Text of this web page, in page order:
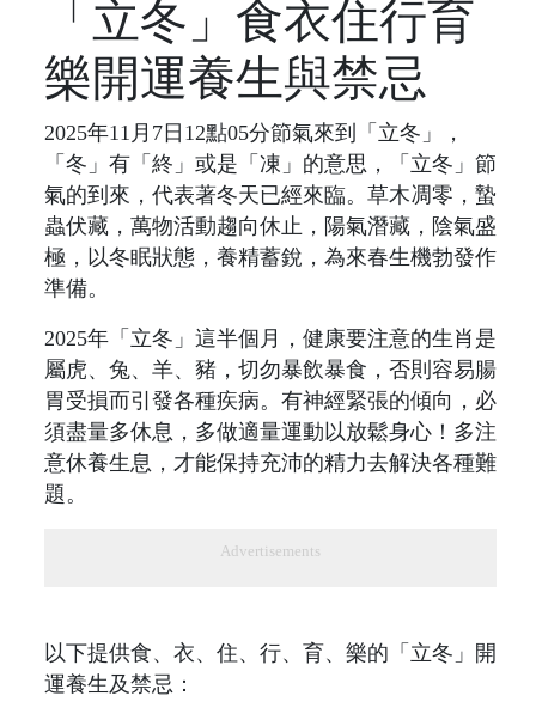
「立冬」食衣住行育
樂開運養生與禁忌
2025年11月7日12點05分節氣來到「立冬」，
「冬」有「終」或是「凍」的意思，「立冬」節
氣的到來，代表著冬天已經來臨。草木凋零，蟄
蟲伏藏，萬物活動趨向休止，陽氣潛藏，陰氣盛
極，以冬眠狀態，養精蓄銳，為來春生機勃發作
準備。
2025年「立冬」這半個月，健康要注意的生肖是
屬虎、兔、羊、豬，切勿暴飲暴食，否則容易腸
胃受損而引發各種疾病。有神經緊張的傾向，必
須盡量多休息，多做適量運動以放鬆身心！多注
意休養生息，才能保持充沛的精力去解決各種難
題。
Advertisements
以下提供食、衣、住、行、育、樂的「立冬」開
運養生及禁忌：